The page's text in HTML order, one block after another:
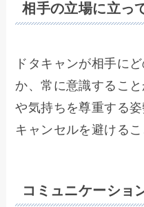
相手の立場に立っ
ドタキャンが相手に
か、常に意識するこ
や気持ちを尊重する
キャンセルを避けるこ
コミュニケーショ